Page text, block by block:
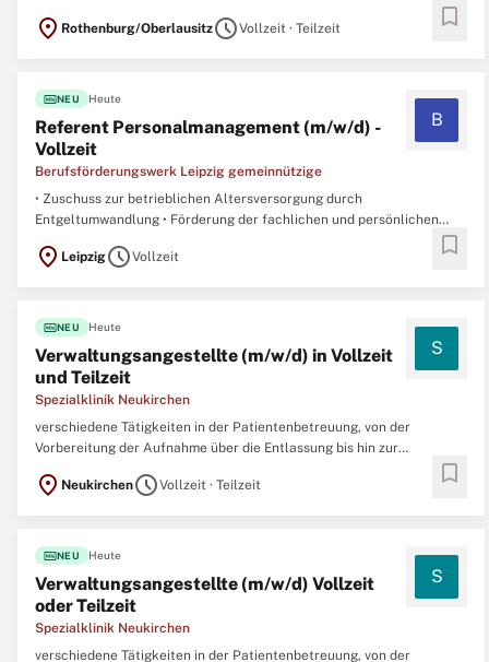
Tarifvertrag, Sonderzahlungen (Urlaubs- und Weihnachtsgeld) und
location_on Rothenburg/OberlausitzscheduleVollzeit · Teilzeit bookmark
fiber_newNEU Heute
Referent Personalmanagement (m/w/d) -
Vollzeit
Berufsförderungswerk Leipzig gemeinnützige
B
• Zuschuss zur betrieblichen Altersversorgung durch
Entgeltumwandlung • Förderung der fachlichen und persönlichen
Weiterentwicklung • Gleitzeit, 30 Tage Urlaub, zusätzlich Heiligabend
und Silvester arbeitsfrei • Arbeitgeberbezuschusstes
location_on LeipzigscheduleVollzeit bookmark
fiber_newNEU Heute
Verwaltungsangestellte (m/w/d) in Vollzeit
und Teilzeit
Spezialklinik Neukirchen
S
verschiedene Tätigkeiten in der Patientenbetreuung, von der
Vorbereitung der Aufnahme über die Entlassung bis hin zur
weitere allgemeine Verwaltungstätigkeiten.
location_on NeukirchenscheduleVollzeit · Teilzeit bookmark
fiber_newNEU Heute
Verwaltungsangestellte (m/w/d) Vollzeit
oder Teilzeit
Spezialklinik Neukirchen
S
verschiedene Tätigkeiten in der Patientenbetreuung, von der